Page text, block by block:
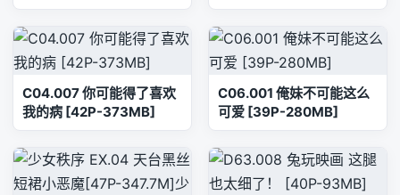
C04.007 你可能得了喜欢
我的病 [42P-373MB]
C06.001 俺妹不可能这么
可爱 [39P-280MB]